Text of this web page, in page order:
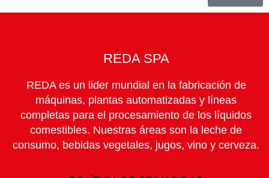
REDA SPA
REDA es un lider mundial en la fabricación de
máquinas, plantas automatizadas y líneas
completas para el procesamiento de los líquidos
comestibles. Nuestras áreas son la leche de
consumo, bebidas vegetales, jugos, vino y cerveza.